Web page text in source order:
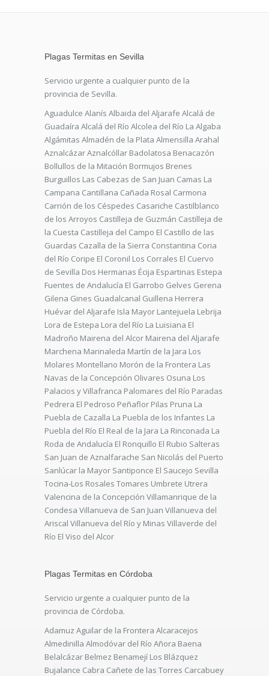
Plagas Termitas en Sevilla
Servicio urgente a cualquier punto de la
provincia de Sevilla.
Aguadulce Alanís Albaida del Aljarafe Alcalá de
Guadaíra Alcalá del Río Alcolea del Río La Algaba
Algámitas Almadén de la Plata Almensilla Arahal
Aznalcázar Aznalcóllar Badolatosa Benacazón
Bollullos de la Mitación Bormujos Brenes
Burguillos Las Cabezas de San Juan Camas La
Campana Cantillana Cañada Rosal Carmona
Carrión de los Céspedes Casariche Castilblanco
de los Arroyos Castilleja de Guzmán Castilleja de
la Cuesta Castilleja del Campo El Castillo de las
Guardas Cazalla de la Sierra Constantina Coria
del Río Coripe El Coronil Los Corrales El Cuervo
de Sevilla Dos Hermanas Écija Espartinas Estepa
Fuentes de Andalucía El Garrobo Gelves Gerena
Gilena Gines Guadalcanal Guillena Herrera
Huévar del Aljarafe Isla Mayor Lantejuela Lebrija
Lora de Estepa Lora del Río La Luisiana El
Madroño Mairena del Alcor Mairena del Aljarafe
Marchena Marinaleda Martín de la Jara Los
Molares Montellano Morón de la Frontera Las
Navas de la Concepción Olivares Osuna Los
Palacios y Villafranca Palomares del Río Paradas
Pedrera El Pedroso Peñaflor Pilas Pruna La
Puebla de Cazalla La Puebla de los Infantes La
Puebla del Río El Real de la Jara La Rinconada La
Roda de Andalucía El Ronquillo El Rubio Salteras
San Juan de Aznalfarache San Nicolás del Puerto
Sanlúcar la Mayor Santiponce El Saucejo Sevilla
Tocina-Los Rosales Tomares Umbrete Utrera
Valencina de la Concepción Villamanrique de la
Condesa Villanueva de San Juan Villanueva del
Ariscal Villanueva del Río y Minas Villaverde del
Río El Viso del Alcor
Plagas Termitas en Córdoba
Servicio urgente a cualquier punto de la
provincia de Córdoba.
Adamuz Aguilar de la Frontera Alcaracejos
Almedinilla Almodóvar del Río Añora Baena
Belalcázar Belmez Benamejí Los Blázquez
Bujalance Cabra Cañete de las Torres Carcabuey